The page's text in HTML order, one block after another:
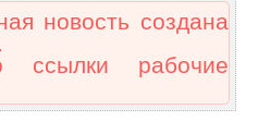
новость создана
ссылки рабочие